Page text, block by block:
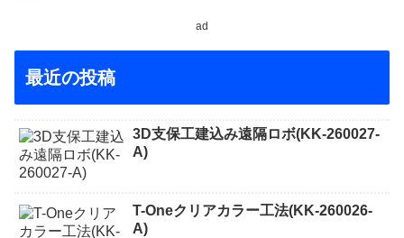
ad
最近の投稿
3D支保工建込み遠隔ロボ(KK-260027-
A)
T-Oneクリアカラー工法(KK-260026-
A)